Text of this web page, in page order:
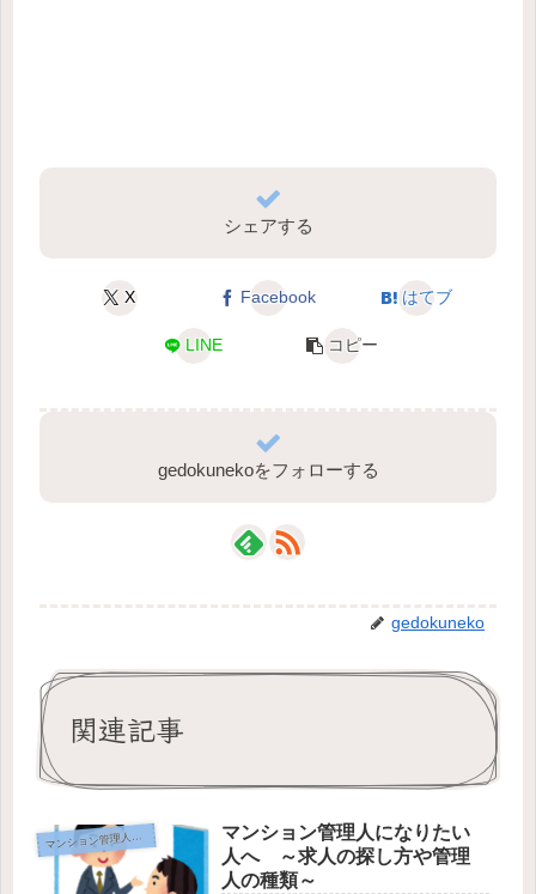
シェアする
X Facebook はてブ
LINE コピー
gedokunekoをフォローする
gedokuneko
関連記事
マ ンション管理人のお仕事
マンション管理人になりたい
人へ ～求人の探し方や管理
人の種類～